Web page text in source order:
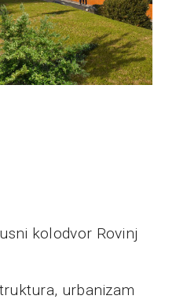
kolodvor Rovinj
urbanizam